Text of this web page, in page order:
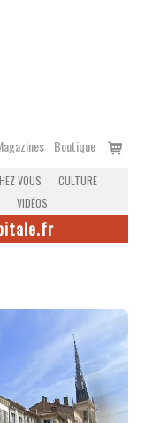
Boutique
Voir
VOUS
CULTURE
VIDÉOS